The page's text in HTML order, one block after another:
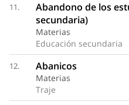
11.
Abandono de los
secundaria)
Materias
Educación secundaria
12. Abanicos
Materias
Traje